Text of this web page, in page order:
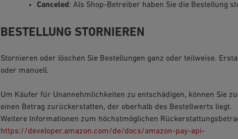
Canceled: Als Shop-Betreiber haben Sie die Bestellung
BESTELLUNG STORNIEREN
Stornieren oder löschen Sie Bestellungen ganz oder teilweise.
oder manuell.
Um Käufer für Unannehmlichkeiten zu entschädigen, können Sie
einen Betrag zurückerstatten, der oberhalb des Bestellwerts liegt.
Weitere Informationen zum höchstmöglichen
https://developer.amazon.com/de/docs/amazon-pay-api-